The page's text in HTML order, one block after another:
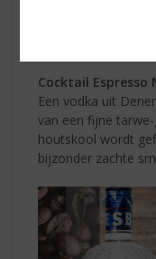
Cocktail
Een vodka uit
van een fijne
houtskool wordt
bijzonder zachte